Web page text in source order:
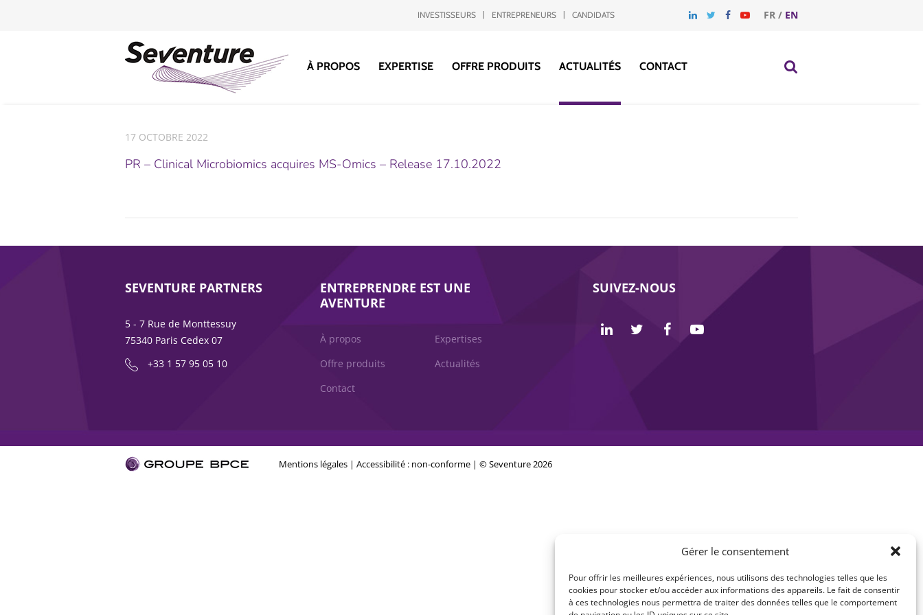
Gérer le consentement
Pour offrir les meilleures expériences, nous utilisons des technologies telles que les
cookies pour stocker et/ou accéder aux informations des appareils. Le fait de consentir
à ces technologies nous permettra de traiter des données telles que le comportement
FR / EN
INVESTISSEURS ENTREPRENEURS CANDIDATS
À PROPOS EXPERTISE OFFRE PRODUITS ACTUALITÉS CONTACT
17 OCTOBRE 2022
PR – Clinical Microbiomics acquires MS-Omics – Release 17.10.2022
SEVENTURE PARTNERS
5 - 7 Rue de Monttessuy
75340 Paris Cedex 07
+33 1 57 95 05 10
ENTREPRENDRE EST UNE
AVENTURE
À propos
Expertises
Offre produits
Actualités
Contact
SUIVEZ-NOUS
Mentions légales |Accessibilité : non-conforme | © Seventure 2026